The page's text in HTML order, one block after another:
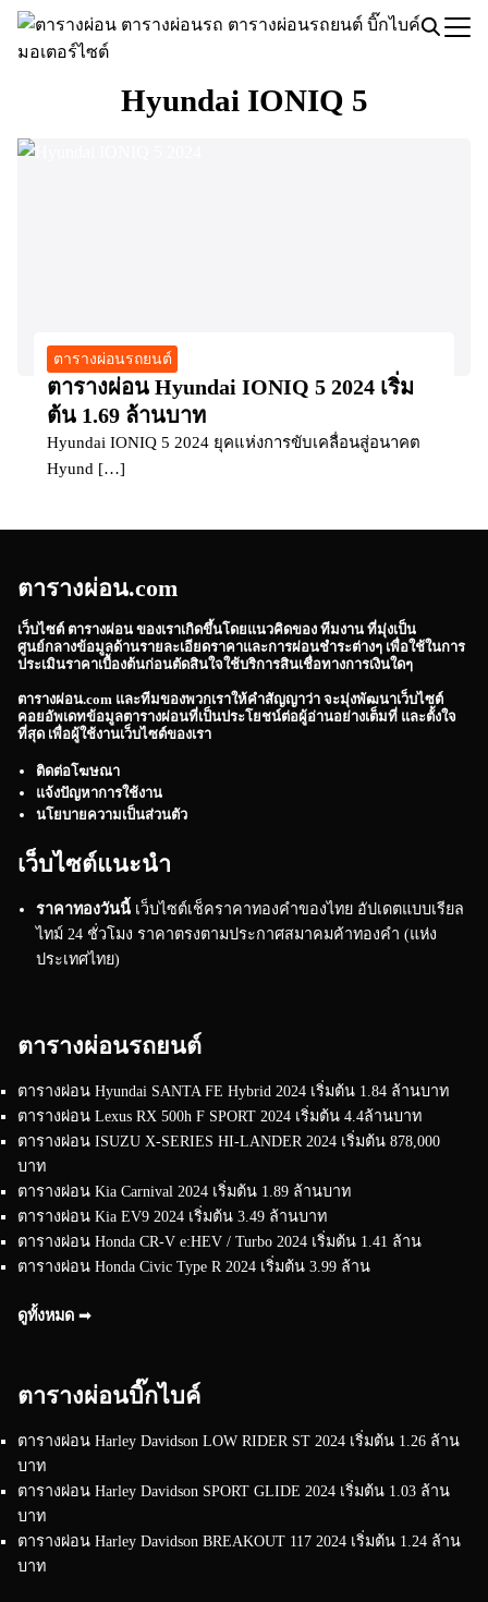
Skip
Search
Hyundai IONIQ 5
ตารางผ่อนรถยนต์
ตารางผ่อน Hyundai IONIQ 5 2024 เริ่ม
ต้น 1.69 ล้านบาท
Hyundai IONIQ 5 2024 ยุคแห่งการขับเคลื่อนสู่อนาคต
Hyund […]
ตารางผ่อน.com
เว็บไซต์ ตารางผ่อน ของเราเกิดขึ้นโดยแนวคิดของ ทีมงาน ที่มุ่งเป็น
ศูนย์กลางข้อมูลด้านรายละเอียดราคาและการผ่อนชำระต่างๆ เพื่อใช้ในการ
ประเมินราคาเบื้องต้นก่อนตัดสินใจใช้บริการสินเชื่อทางการเงินใดๆ
ตารางผ่อน.com และทีมของพวกเราให้คำสัญญาว่า จะมุ่งพัฒนาเว็บไซต์
คอยอัพเดทข้อมูลตารางผ่อนที่เป็นประโยชน์ต่อผู้อ่านอย่างเต็มที่ และตั้งใจ
ที่สุด เพื่อผู้ใช้งานเว็บไซต์ของเรา
ติดต่อโฆษณา
แจ้งปัญหาการใช้งาน
นโยบายความเป็นส่วนตัว
เว็บไซต์แนะนำ
ราคาทองวันนี้ เว็บไซต์เช็คราคาทองคำของไทย อัปเดตแบบเรียล
ไทม์ 24 ชั่วโมง ราคาตรงตามประกาศสมาคมค้าทองคำ (แห่ง
ประเทศไทย)
ตารางผ่อนรถยนต์
ตารางผ่อน Hyundai SANTA FE Hybrid 2024 เริ่มต้น 1.84 ล้านบาท
ตารางผ่อน Lexus RX 500h F SPORT 2024 เริ่มต้น 4.4ล้านบาท
ตารางผ่อน ISUZU X-SERIES HI-LANDER 2024 เริ่มต้น 878,000
บาท
ตารางผ่อน Kia Carnival 2024 เริ่มต้น 1.89 ล้านบาท
ตารางผ่อน Kia EV9 2024 เริ่มต้น 3.49 ล้านบาท
ตารางผ่อน Honda CR-V e:HEV / Turbo 2024 เริ่มต้น 1.41 ล้าน
ตารางผ่อน Honda Civic Type R 2024 เริ่มต้น 3.99 ล้าน
ดูทั้งหมด ➟
ตารางผ่อนบิ๊กไบค์
ตารางผ่อน Harley Davidson LOW RIDER ST 2024 เริ่มต้น 1.26 ล้าน
บาท
ตารางผ่อน Harley Davidson SPORT GLIDE 2024 เริ่มต้น 1.03 ล้าน
บาท
ตารางผ่อน Harley Davidson BREAKOUT 117 2024 เริ่มต้น 1.24 ล้าน
บาท